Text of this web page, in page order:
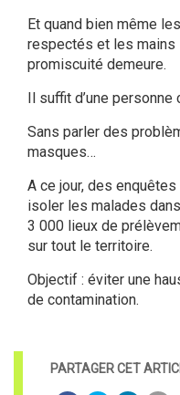
Et quand bien même
respectés et les mains
promiscuité demeure.
Il suffit d’une personne
Sans parler des
masques…
A ce jour, des
isoler les malades
3 000 lieux de
sur tout le territoire.
Objectif : éviter une
de contamination.